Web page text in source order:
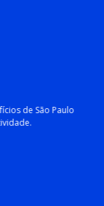
de São Paulo